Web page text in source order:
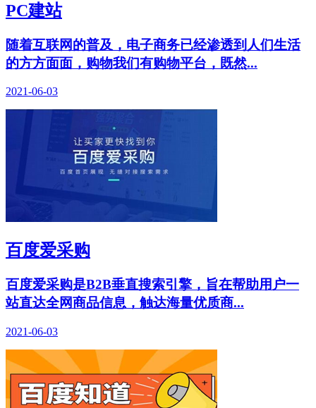
PC建站
随着互联网的普及，电子商务已经渗透到人们生活
的方方面面，购物我们有购物平台，既然...
2021-06-03
百度爱采购
百度爱采购是B2B垂直搜索引擎，旨在帮助用户一
站直达全网商品信息，触达海量优质商...
2021-06-03